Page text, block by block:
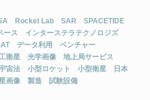
Rocket Lab SAR
SPACETIDE
ース
インターステラテクノロジズ
データ利用
ベンチャー
衛星 光学画像
地上局サービス
宙法 小型ロケット 小型衛星
日本
画像 製造
試験設備